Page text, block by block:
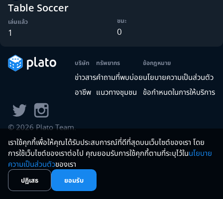
Table Soccer
เล่นแล้ว
1
ชนะ
0
บริษัท
ข่าวสาร
อาชีพ
ทรัพยากร
คำถามที่พบบ่อย
แนวทางชุมชน
ข้อกฎหมาย
นโยบายความเป็นส่วนตัว
ข้อกำหนดในการให้บริการ
© 2026 Plato Team.
เราใช้คุกกี้เพื่อให้คุณได้รับประสบการณ์ที่ดีที่สุดบนเว็บไซต์ของเรา โดย
การใช้เว็บไซต์ของเราต่อไป คุณยอมรับการใช้คุกกี้ตามที่ระบุไว้ในนโยบาย
ความเป็นส่วนตัวของเรา
ปฏิเสธ ยอมรับ